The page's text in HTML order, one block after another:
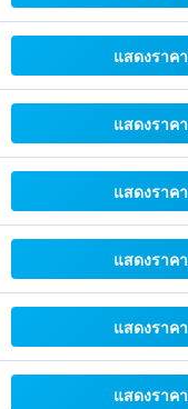
แสดงราคา
แสดงราคา
แสดงราคา
แสดงราคา
แสดงราคา
แสดงราคา